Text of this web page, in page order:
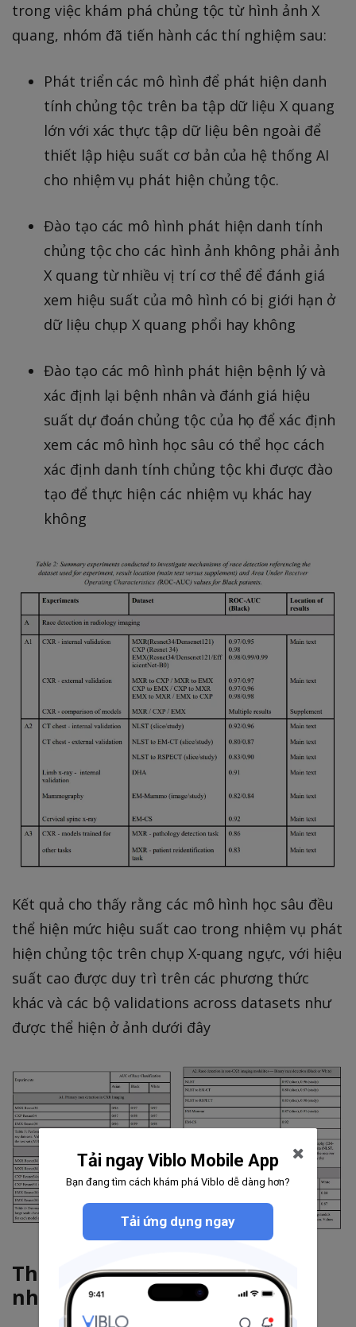
trong việc khám phá chủng tộc từ hình ảnh X
quang, nhóm đã tiến hành các thí nghiệm sau:
Phát triển các mô hình để phát hiện danh
tính chủng tộc trên ba tập dữ liệu X quang
lớn với xác thực tập dữ liệu bên ngoài để
thiết lập hiệu suất cơ bản của hệ thống AI
cho nhiệm vụ phát hiện chủng tộc.
Đào tạo các mô hình phát hiện danh tính
chủng tộc cho các hình ảnh không phải ảnh
X quang từ nhiều vị trí cơ thể để đánh giá
xem hiệu suất của mô hình có bị giới hạn ở
dữ liệu chụp X quang phổi hay không
Đào tạo các mô hình phát hiện bệnh lý và
xác định lại bệnh nhân và đánh giá hiệu
suất dự đoán chủng tộc của họ để xác định
xem các mô hình học sâu có thể học cách
xác định danh tính chủng tộc khi được đào
tạo để thực hiện các nhiệm vụ khác hay
không
Kết quả cho thấy rằng các mô hình học sâu đều
thể hiện mức hiệu suất cao trong nhiệm vụ phát
hiện chủng tộc trên chụp X-quang ngực, với hiệu
suất cao được duy trì trên các phương thức
khác và các bộ validations across datasets như
được thể hiện ở ảnh dưới đây
Thí nghiệm về các yếu tố gây
nhiễu giải phẫu và kiểu hình
Tải ngay Viblo Mobile App
Bạn đang tìm cách khám phá Viblo dễ dàng hơn?
Tải ứng dụng ngay